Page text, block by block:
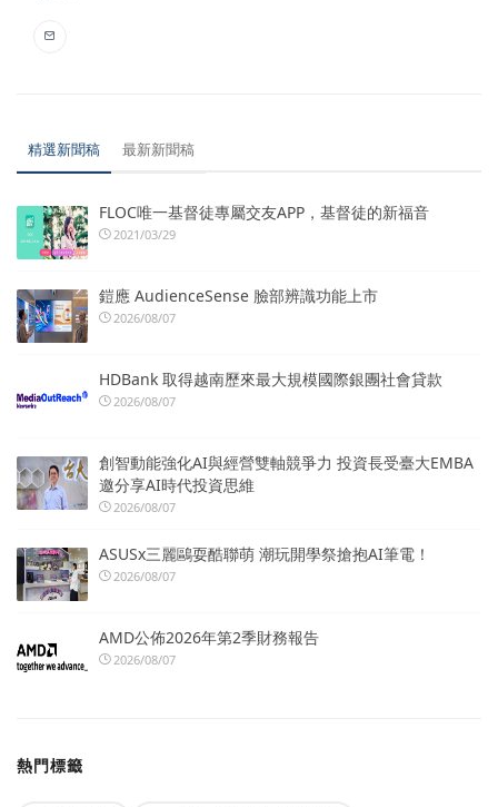
精選新聞稿 最新新聞稿
FLOC唯一基督徒專屬交友APP，基督徒的新福音
2021/03/29
鎧應 AudienceSense 臉部辨識功能上市
2026/08/07
HDBank 取得越南歷來最大規模國際銀團社會貸款
2026/08/07
創智動能強化AI與經營雙軸競爭力 投資長受臺大EMBA
邀分享AI時代投資思維
2026/08/07
ASUSx三麗鷗耍酷聯萌 潮玩開學祭搶抱AI筆電！
2026/08/07
AMD公佈2026年第2季財務報告
2026/08/07
熱門標籤